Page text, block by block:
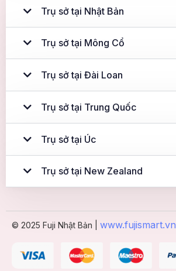
Trụ sở tại Nhật Bản
Trụ sở tại Mông Cổ
Trụ sở tại Đài Loan
Trụ sở tại Trung Quốc
Trụ sở tại Úc
Trụ sở tại New Zealand
© 2025 Fuji Nhật Bản | www.fujismart.vn